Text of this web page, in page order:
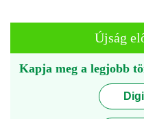
Újság
Kapja meg a legjobb